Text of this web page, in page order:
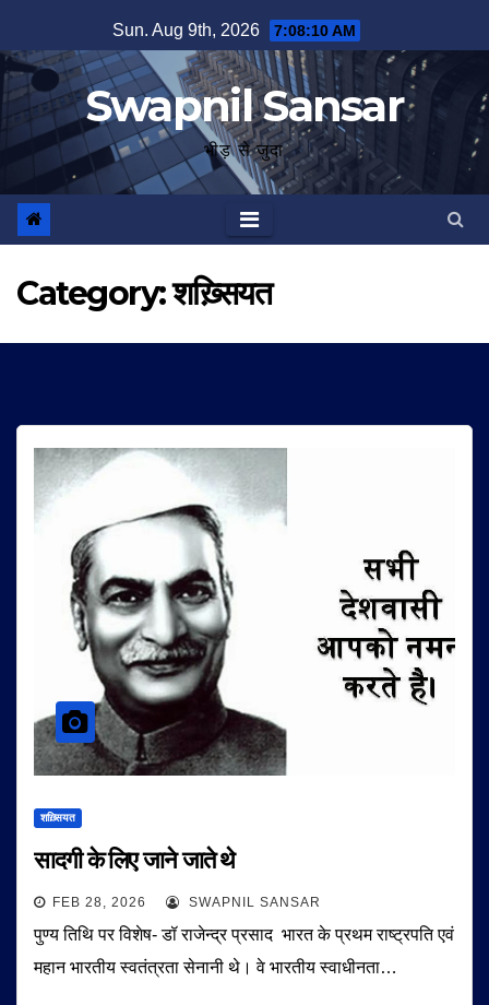
to
content
Sun. Aug 9th, 2026 7:08:11 AM
Swapnil Sansar
भीड़ से जुदा
Category:शख़्सियत
शख़्सियत
सादगी के लिए जाने जाते थे
FEB 28, 2026 SWAPNIL SANSAR
पुण्य तिथि पर विशेष- डॉ राजेन्द्र प्रसाद भारत के प्रथम राष्ट्रपति एवं
महान भारतीय स्वतंत्रता सेनानी थे। वे भारतीय स्वाधीनता…